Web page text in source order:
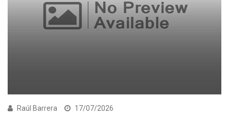
Raúl Barrera 17/07/2026